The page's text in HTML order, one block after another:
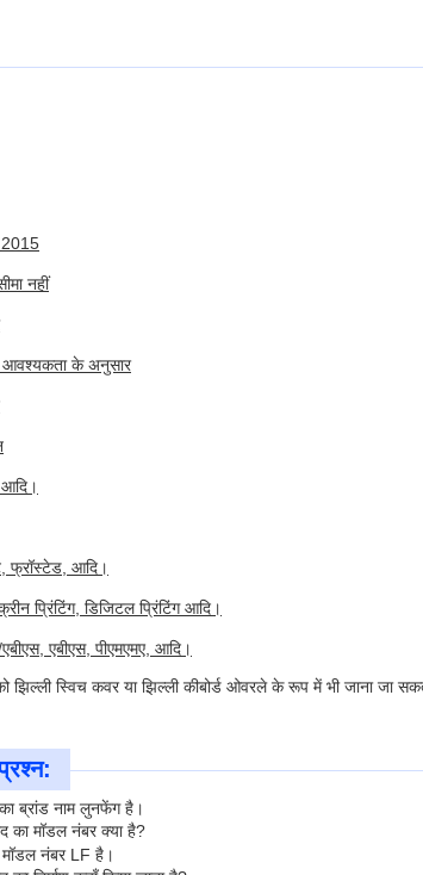
नहीं
आवश्यकता के अनुसार
आदि।
फ्रॉस्टेड, आदि।
प्रिंटिंग, डिजिटल प्रिंटिंग आदि।
एबीएस, एबीएस, पीएमएमए, आदि।
झिल्ली स्विच कवर या झिल्ली कीबोर्ड ओवरले के रूप में भी जाना जा
ब्रांड नाम लुनफेंग है।
का मॉडल नंबर क्या है?
मॉडल नंबर LF है।